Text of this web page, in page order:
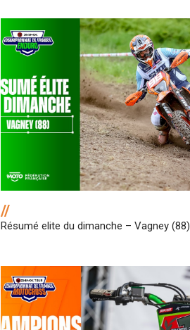
//
Résumé elite du dimanche – Vagney (88)